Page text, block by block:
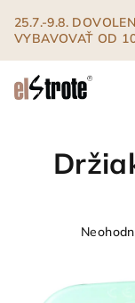
obsah
25.7.-9.8.
VYBAVOVAŤ OD
je